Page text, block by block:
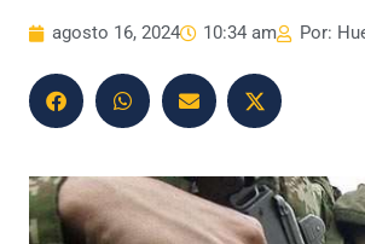
agosto 16, 2024 10:34 am Por: